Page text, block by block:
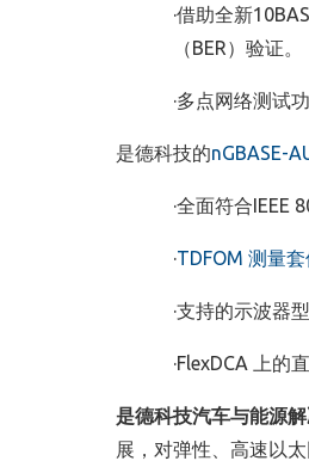
·借助全新
（BER）验证。
·多点网络测试
是德科技的nGBASE-
·全面符合IEEE
·TDFOM 测量
·支持的示波器
·FlexDCA 上的
是德科技汽车与能源
展，对弹性、高速以